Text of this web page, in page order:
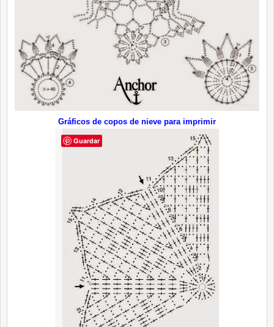
Gráficos de copos de nieve para imprimir
Guardar